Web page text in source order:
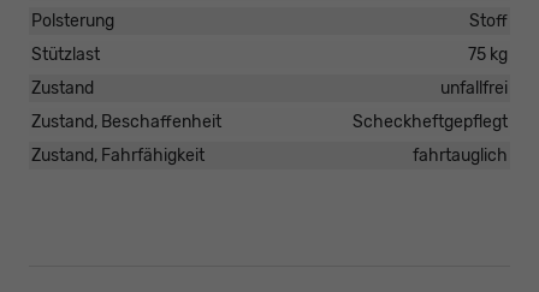
Polsterung
Stoff
Stützlast
75 kg
Zustand
unfallfrei
Zustand, Beschaffenheit
Scheckheftgepflegt
Zustand, Fahrfähigkeit
fahrtauglich